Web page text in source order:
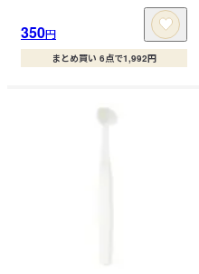
350円
まとめ買い 6点で1,992円